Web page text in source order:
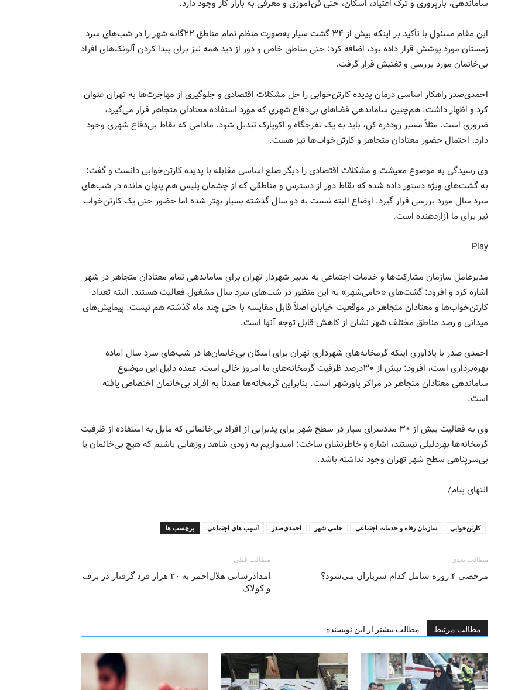
ساماندهی، بازپروری و ترک اعتیاد، اسکان، حتی فن‌آموزی و معرفی به بازار کار وجود دارد.
این مقام مسئول با تأکید بر اینکه بیش از ۳۴ گشت سیار به‌صورت منظم تمام مناطق ۲۲گانه شهر را در شب‌های سرد
زمستان مورد پوشش قرار داده بود، اضافه کرد: حتی مناطق خاص و دور از دید همه نیز برای پیدا کردن آلونک‌های افراد
بی‌خانمان مورد بررسی و تفتیش قرار گرفت.
احمدی‌صدر راهکار اساسی درمان پدیده کارتن‌خوابی را حل مشکلات اقتصادی و جلوگیری از مهاجرت‌ها به تهران عنوان
کرد و اظهار داشت: هم‌چنین ساماندهی فضاهای بی‌دفاع شهری که مورد استفاده معتادان متجاهر قرار می‌گیرد،
ضروری است. مثلاً مسیر روددره کن، باید به یک تفرجگاه و اکوپارک تبدیل شود. مادامی که نقاط بی‌دفاع شهری وجود
دارد، احتمال حضور معتادان متجاهر و کارتن‌خواب‌ها نیز هست.
وی رسیدگی به موضوع معیشت و مشکلات اقتصادی را دیگر ضلع اساسی مقابله با پدیده کارتن‌خوابی دانست و گفت:
به گشت‌های ویژه دستور داده شده که نقاط دور از دسترس و مناطقی که از چشمان پلیس هم پنهان مانده در شب‌های
سرد سال مورد بررسی قرار گیرد. اوضاع البته نسبت به دو سال گذشته بسیار بهتر شده اما حضور حتی یک کارتن‌خواب
نیز برای ما آزاردهنده است.
Play
مدیرعامل سازمان مشارکت‌ها و خدمات اجتماعی به تدبیر شهردار تهران برای ساماندهی تمام معتادان متجاهر در شهر
اشاره کرد و افزود: گشت‌های «حامی‌شهر» به این منظور در شب‌های سرد سال مشغول فعالیت هستند. البته تعداد
کارتن‌خواب‌ها و معتادان متجاهر در موقعیت خیابان اصلاً قابل مقایسه با حتی چند ماه گذشته هم نیست. پیمایش‌های
میدانی و رصد مناطق مختلف شهر نشان از کاهش قابل توجه آنها است.
احمدی صدر با یادآوری اینکه گرمخانه‌های شهرداری تهران برای اسکان بی‌خانمان‌ها در شب‌های سرد سال آماده
بهره‌برداری است، افزود: بیش از ۳۰درصد ظرفیت گرمخانه‌های ما امروز خالی است. عمده دلیل این موضوع
ساماندهی معتادان متجاهر در مراکز یاورشهر است. بنابراین گرمخانه‌ها عمدتاً به افراد بی‌خانمان اختصاص یافته
است.
وی به فعالیت بیش از ۳۰ مددسرای سیار در سطح شهر برای پذیرایی از افراد بی‌خانمانی که مایل به استفاده از ظرفیت
گرمخانه‌ها بهردلیلی نیستند، اشاره و خاطرنشان ساخت: امیدواریم به زودی شاهد روزهایی باشیم که هیچ بی‌خانمان یا
بی‌سرپناهی سطح شهر تهران وجود نداشته باشد.
انتهای پیام/
برچسب ها آسیب های اجتماعی احمدی‌صدر حامی شهر سازمان رفاه و خدمات اجتماعی کارتن‌خوابی
مطالب قبلی
امدادرسانی هلال‌احمر به ۲۰ هزار فرد گرفتار در برف
و کولاک
مطالب بعدی
مرخصی ۴ روزه شامل کدام سربازان می‌شود؟
مطالب مرتبط مطالب بیشتر از این نویسنده